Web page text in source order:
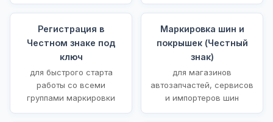
Регистрация в
Честном знаке под
ключ
для быстрого старта
работы со всеми
группами маркировки
Маркировка шин и
покрышек (Честный
знак)
для магазинов
автозапчастей, сервисов
и импортеров шин